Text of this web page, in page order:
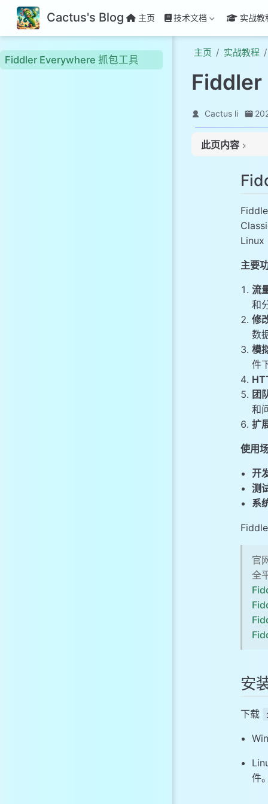
Cactus's Blog 主页 技术文档 实战教
Fiddler Everywhere 抓包工具
主页 实战教程
Fiddler
Cactus li
此页内容
安装 Fiddler
安装完成后界面
开启HTTPS抓包
1. 点击Fiddler右
2. 点击信任
3. 导出证书到桌
抓取HTTP/
Fiddler 的工作原
Linux
主要
流
和
修
数
模
件
团
和
扩
使用
开
测
系
官
全
安
下载
件